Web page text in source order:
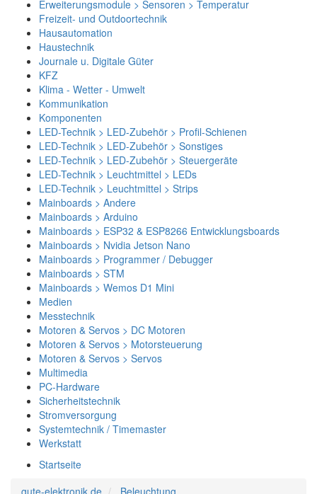
Erweiterungsmodule > Sensoren > Temperatur
Freizeit- und Outdoortechnik
Hausautomation
Haustechnik
Journale u. Digitale Güter
KFZ
Klima - Wetter - Umwelt
Kommunikation
Komponenten
LED-Technik > LED-Zubehör > Profil-Schienen
LED-Technik > LED-Zubehör > Sonstiges
LED-Technik > LED-Zubehör > Steuergeräte
LED-Technik > Leuchtmittel > LEDs
LED-Technik > Leuchtmittel > Strips
Mainboards > Andere
Mainboards > Arduino
Mainboards > ESP32 & ESP8266 Entwicklungsboards
Mainboards > Nvidia Jetson Nano
Mainboards > Programmer / Debugger
Mainboards > STM
Mainboards > Wemos D1 Mini
Medien
Messtechnik
Motoren & Servos > DC Motoren
Motoren & Servos > Motorsteuerung
Motoren & Servos > Servos
Multimedia
PC-Hardware
Sicherheitstechnik
Stromversorgung
Systemtechnik / Timemaster
Werkstatt
Startseite
gute-elektronik.de
Beleuchtung